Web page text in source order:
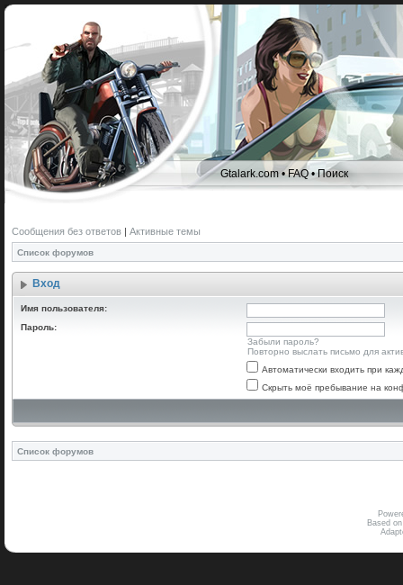
Gtalark.com •FAQ•Поиск
Сообщения без ответов | Активные темы
Список форумов
Вход
Имя пользователя:
Пароль:
Забыли пароль?
Повторно выслать письмо для
Автоматически входить при
Скрыть моё пребывание на
Список форумов
Based